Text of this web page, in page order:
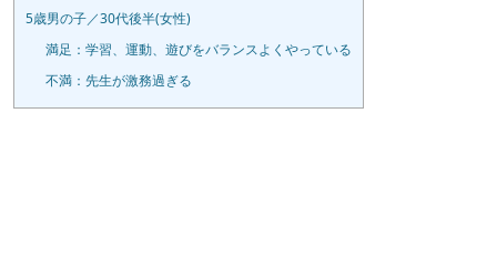
5歳男の子／30代後半(女性)
満足：学習、運動、遊びをバランスよくやっている
不満：先生が激務過ぎる